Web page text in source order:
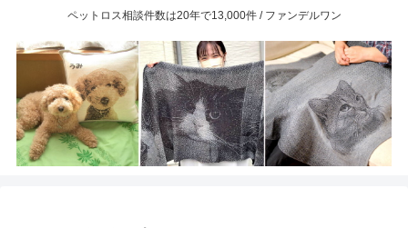
ペットロス相談件数は20年で13,000件 / ファンデルワン